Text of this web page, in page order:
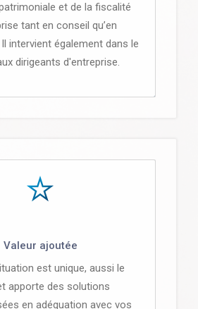
et de la fiscalité
tant en conseil qu’en
intervient également dans le
dirigeants d'entreprise.
Valeur ajoutée
est unique, aussi le
apporte des solutions
en adéquation avec vos